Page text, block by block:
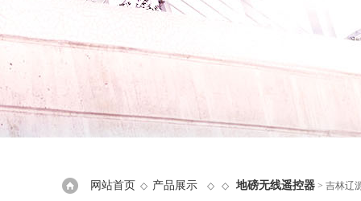
网站首页 ◇ 产品展示 ◇ ◇ 地磅无线遥控器 > 吉林辽